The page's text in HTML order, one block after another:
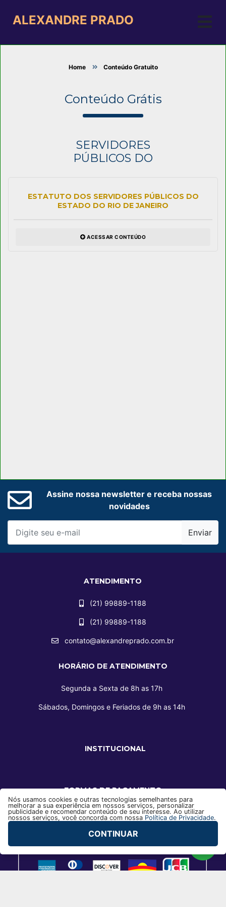
ALEXANDRE PRADO
Home Conteúdo Gratuito
Conteúdo Grátis
ESTATUTO
SERVIDORES
PÚBLICOS DO
ESTATUTO DOS SERVIDORES PÚBLICOS DO
ESTADO DO RIO DE JANEIRO
ACESSAR CONTEÚDO
Assine nossa newsletter e receba nossas
novidades
Enviar
ATENDIMENTO
(21) 99889-1188
(21) 99889-1188
contato@alexandreprado.com.br
HORÁRIO DE ATENDIMENTO
Segunda a Sexta de 8h as 17h
Sábados, Domingos e Feriados de 9h as 14h
INSTITUCIONAL
FORMAS DE PAGAMENTO
Nós usamos cookies e outras tecnologias semelhantes para
melhorar a sua experiência em nossos serviços, personalizar
publicidade e recomendar conteúdo de seu interesse. Ao utilizar
nossos serviços, você concorda com nossa Política de Privacidade.
CONTINUAR